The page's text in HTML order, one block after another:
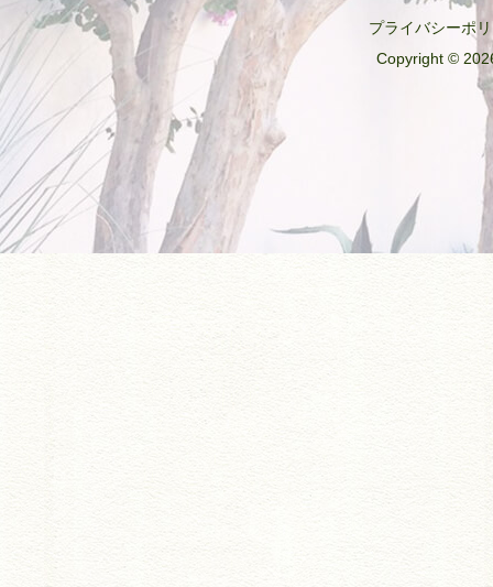
プライバシーポ
Copyright ©